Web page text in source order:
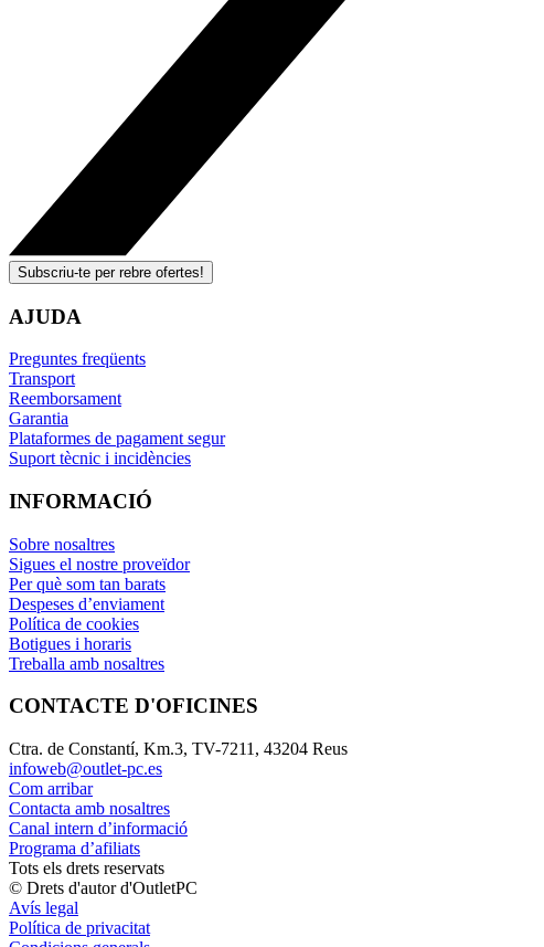
Subscriu-te per rebre ofertes!
AJUDA
Preguntes freqüents
Transport
Reemborsament
Garantia
Plataformes de pagament segur
Suport tècnic i incidències
INFORMACIÓ
Sobre nosaltres
Sigues el nostre proveïdor
Per què som tan barats
Despeses d’enviament
Política de cookies
Botigues i horaris
Treballa amb nosaltres
CONTACTE D'OFICINES
Ctra. de Constantí, Km.3, TV-7211, 43204 Reus
infoweb@outlet-pc.es
Com arribar
Contacta amb nosaltres
Canal intern d’informació
Programa d’afiliats
Tots els drets reservats
© Drets d'autor d'OutletPC
Avís legal
Política de privacitat